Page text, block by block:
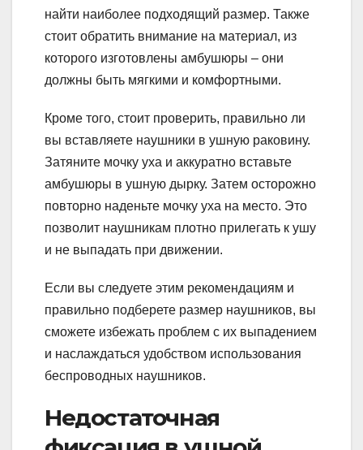
найти наиболее подходящий размер. Также
стоит обратить внимание на материал, из
которого изготовлены амбушюры – они
должны быть мягкими и комфортными.
Кроме того, стоит проверить, правильно ли
вы вставляете наушники в ушную раковину.
Затяните мочку уха и аккуратно вставьте
амбушюры в ушную дырку. Затем осторожно
повторно наденьте мочку уха на место. Это
позволит наушникам плотно прилегать к ушу
и не выпадать при движении.
Если вы следуете этим рекомендациям и
правильно подберете размер наушников, вы
сможете избежать проблем с их выпадением
и наслаждаться удобством использования
беспроводных наушников.
Недостаточная